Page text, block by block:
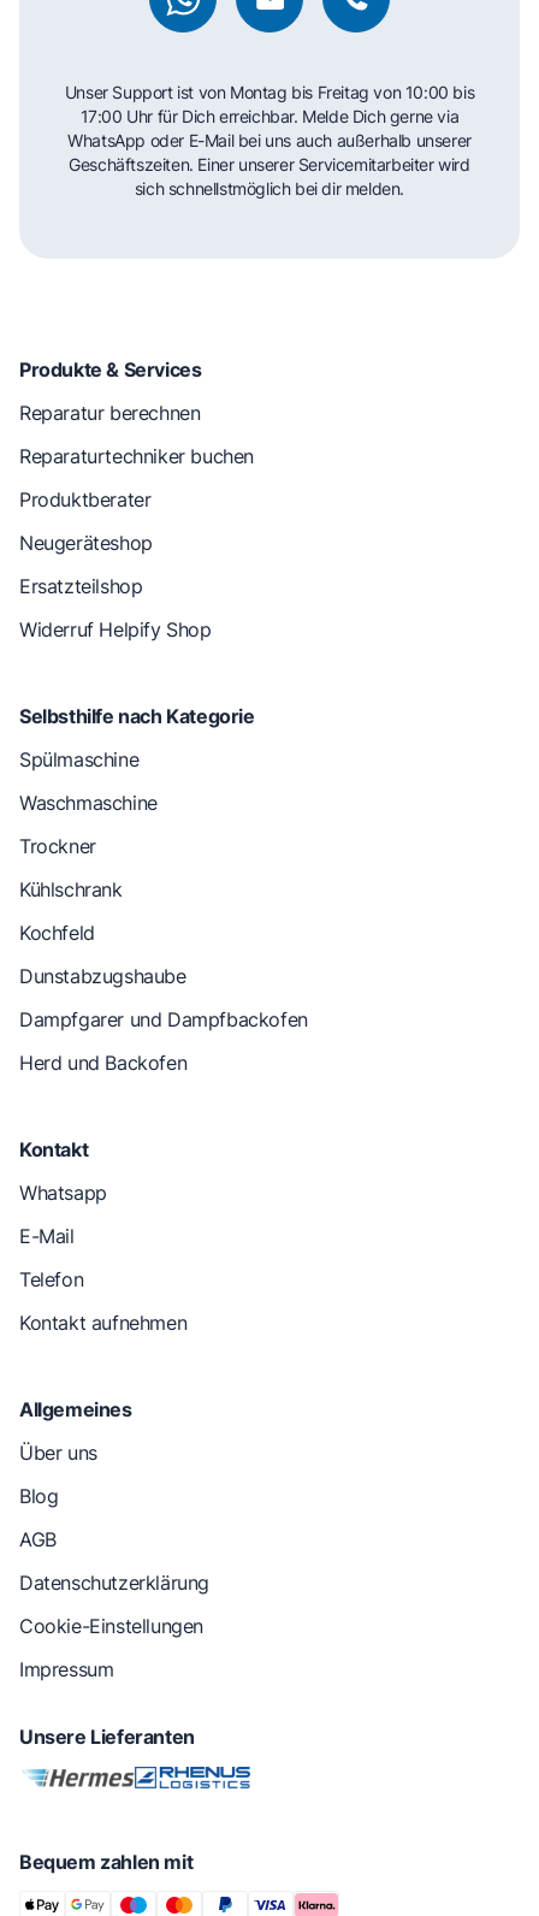
Unser Support ist von Montag bis Freitag von 10:00 bis
17:00 Uhr für Dich erreichbar. Melde Dich gerne via
WhatsApp oder E-Mail bei uns auch außerhalb unserer
Geschäftszeiten. Einer unserer Servicemitarbeiter wird
sich schnellstmöglich bei dir melden.
Produkte & Services
Reparatur berechnen
Reparaturtechniker buchen
Produktberater
Neugeräteshop
Ersatzteilshop
Widerruf Helpify Shop
Selbsthilfe nach Kategorie
Spülmaschine
Waschmaschine
Trockner
Kühlschrank
Kochfeld
Dunstabzugshaube
Dampfgarer und Dampfbackofen
Herd und Backofen
Kontakt
Whatsapp
E-Mail
Telefon
Kontakt aufnehmen
Allgemeines
Über uns
Blog
AGB
Datenschutzerklärung
Cookie-Einstellungen
Impressum
Unsere Lieferanten
Bequem zahlen mit